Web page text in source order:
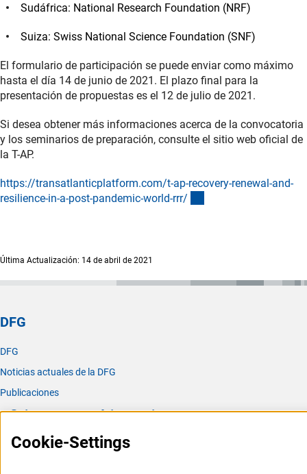
Sudáfrica: National Research Foundation (NRF)
Suiza: Swiss National Science Foundation (SNF)
El formulario de participación se puede enviar como máximo
hasta el día 14 de junio de 2021. El plazo final para la
presentación de propuestas es el 12 de julio de 2021.
Si desea obtener más informaciones acerca de la convocatoria
y los seminarios de preparación, consulte el sitio web oficial de
la T-AP.
https://transatlanticplatform.com/t-ap-recovery-renewal-and-
resilience-in-a-post-pandemic-world-rrr/
Última Actualización: 14 de abril de 2021
DFG
DFG
Noticias actuales de la DFG
Publicaciones
Oficina para América Latina
Oficina para América Latina
Cookie-Settings